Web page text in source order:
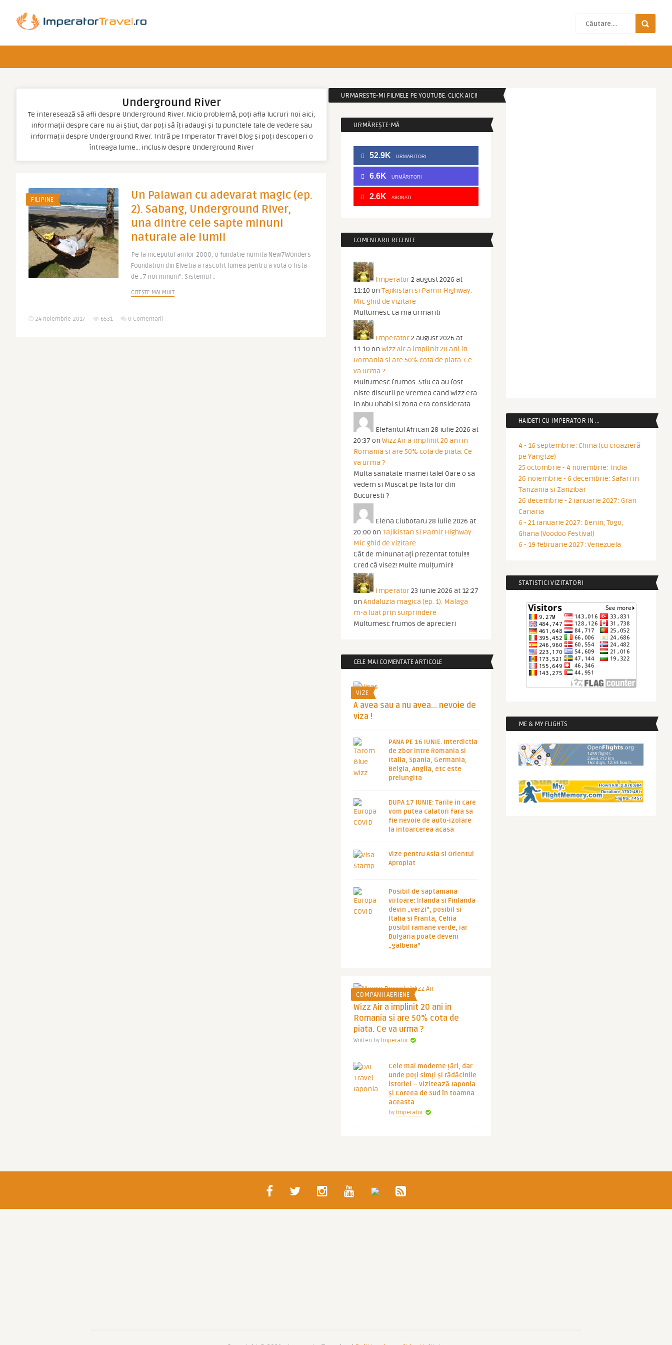
Underground River
Te interesează să afli despre Underground River. Nicio problemă, poți afla lucruri noi aici,
informații despre care nu ai știut, dar poți să îți adaugi și tu punctele tale de vedere sau
informații despre Underground River. Intră pe Imperator Travel Blog și poți descoperi o
întreaga lume… inclusiv despre Underground River
FILIPINE
Un Palawan cu adevarat magic (ep.
2). Sabang, Underground River,
una dintre cele sapte minuni
naturale ale lumii
Pe la inceputul anilor 2000, o fundatie numita New7Wonders
Foundation din Elvetia a rascolit lumea pentru a vota o lista
de „7 noi minuni”. Sistemul ..
CITEȘTE MAI MULT
24 noiembrie 2017 6531 0 Comentarii
URMARESTE-MI FILMELE PE YOUTUBE. CLICK AICI!
URMĂREȘTE-MĂ
52.9K URMARITORI
6.6K URMĂRITORI
2.6K ABONATI
COMENTARII RECENTE
Imperator2 august 2026 at
11:10 on Tajikistan si Pamir Highway.
Mic ghid de vizitare
Multumesc ca ma urmariti
Imperator2 august 2026 at
11:10 on Wizz Air a implinit 20 ani in
Romania si are 50% cota de piata. Ce
va urma ?
Multumesc frumos. Stiu ca au fost
niste discutii pe vremea cand Wizz era
in Abu Dhabi si zona era considerata
Elefantul African 28 iulie 2026 at
20:37 on Wizz Air a implinit 20 ani in
Romania si are 50% cota de piata. Ce
va urma ?
Multa sanatate mamei tale! Oare o sa
vedem si Muscat pe lista lor din
Bucuresti ?
Elena Ciubotaru 28 iulie 2026 at
20:00 on Tajikistan si Pamir Highway.
Mic ghid de vizitare
Cât de minunat ați prezentat totul!!!!
Cred că visez! Multe mulțumiri!
Imperator23 iunie 2026 at 12:27
on Andaluzia magica (ep. 1). Malaga
m-a luat prin surprindere
Multumesc frumos de aprecieri
CELE MAI COMENTATE ARTICOLE
VIZE
A avea sau a nu avea… nevoie de
viza !
PANA PE 16 IUNIE. Interdictia
de zbor intre Romania si
Italia, Spania, Germania,
Belgia, Anglia, etc este
prelungita
DUPA 17 IUNIE: Tarile in care
vom putea calatori fara sa
fie nevoie de auto-izolare
la intoarcerea acasa
Vize pentru Asia si Orientul
Apropiat
Posibil de saptamana
viitoare: Irlanda si Finlanda
devin „verzi”, posibil si
Italia si Franta, Cehia
posibil ramane verde, iar
Bulgaria poate deveni
„galbena”
COMPANII AERIENE
Wizz Air a implinit 20 ani in
Romania si are 50% cota de
piata. Ce va urma ?
Written by Imperator
Cele mai moderne țări, dar
unde poți simți și rădăcinile
istoriei – vizitează Japonia
și Coreea de Sud în toamna
aceasta
by Imperator
HAIDETI CU IMPERATOR IN …
4 - 16 septembrie: China (cu croazieră
pe Yangtze)
25 octombrie - 4 noiembrie: India
26 noiembrie - 6 decembrie: Safari in
Tanzania si Zanzibar
26 decembrie - 2 ianuarie 2027: Gran
Canaria
6 - 21 ianuarie 2027: Benin, Togo,
Ghana (Voodoo Festival)
6 - 19 februarie 2027: Venezuela
STATISTICI VIZITATORI
ME & MY FLIGHTS